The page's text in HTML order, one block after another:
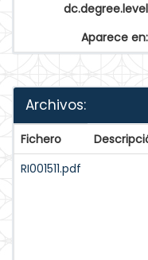
dc.degree.level
Aparece en:
Archivos:
Fichero
RI001511.pdf